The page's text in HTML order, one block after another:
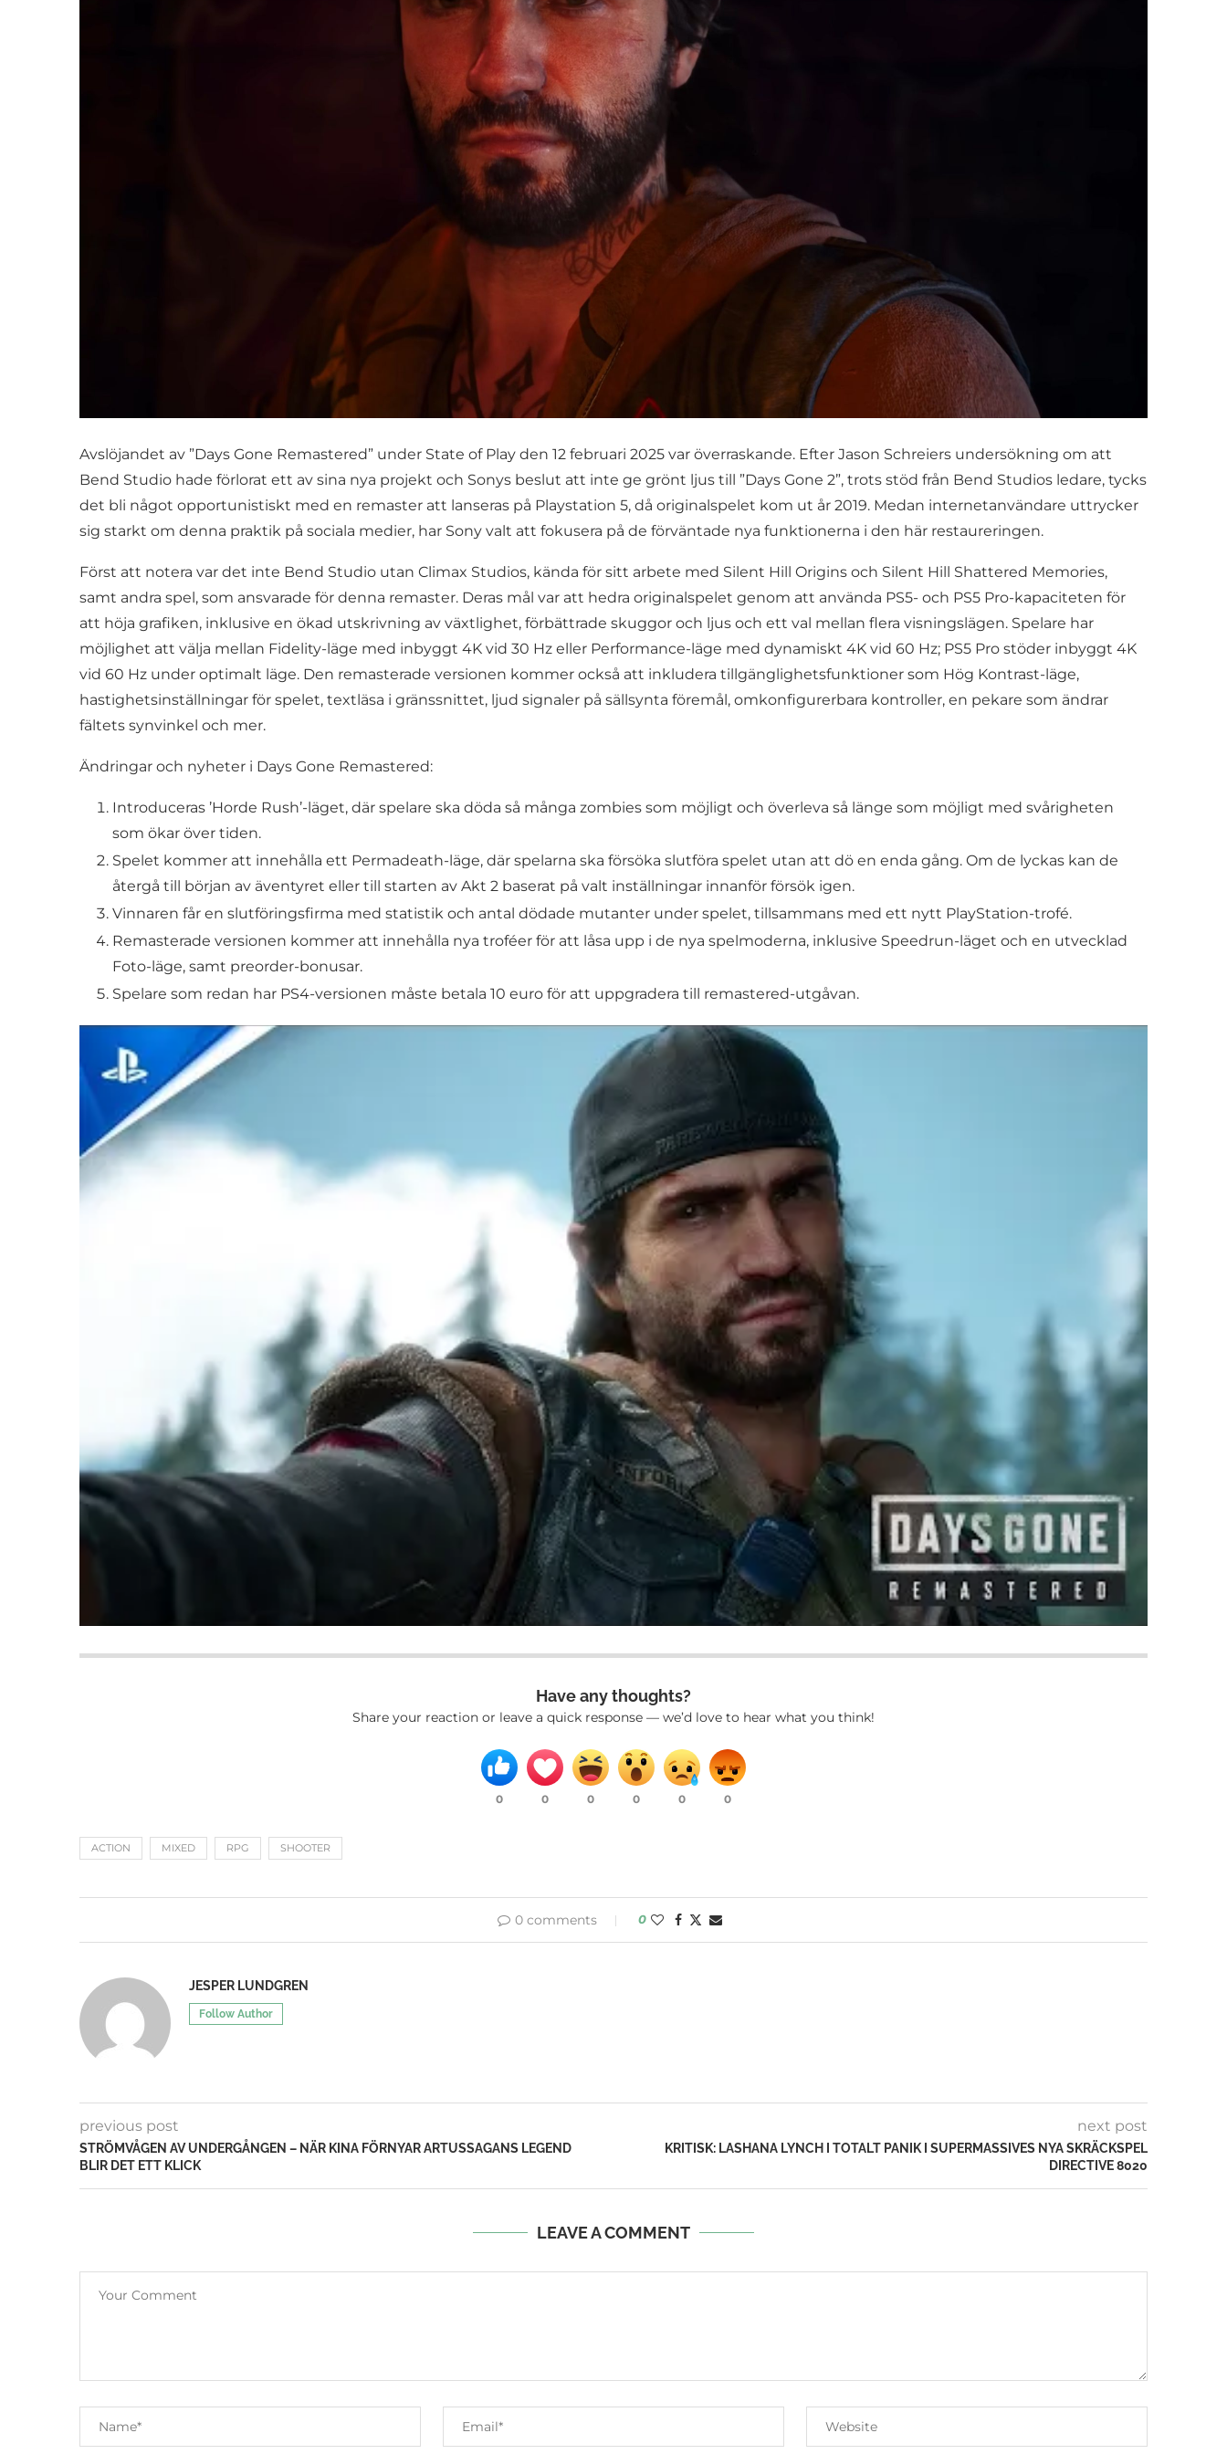
Avslöjandet av ”Days Gone Remastered” under State of Play den 12 februari 2025 var överraskande. Efter Jason Schreiers undersökning om att
Bend Studio hade förlorat ett av sina nya projekt och Sonys beslut att inte ge grönt ljus till ”Days Gone 2”, trots stöd från Bend Studios ledare, tycks
det bli något opportunistiskt med en remaster att lanseras på Playstation 5, då originalspelet kom ut år 2019. Medan internetanvändare uttrycker
sig starkt om denna praktik på sociala medier, har Sony valt att fokusera på de förväntade nya funktionerna i den här restaureringen.
Först att notera var det inte Bend Studio utan Climax Studios, kända för sitt arbete med Silent Hill Origins och Silent Hill Shattered Memories,
samt andra spel, som ansvarade för denna remaster. Deras mål var att hedra originalspelet genom att använda PS5- och PS5 Pro-kapaciteten för
att höja grafiken, inklusive en ökad utskrivning av växtlighet, förbättrade skuggor och ljus och ett val mellan flera visningslägen. Spelare har
möjlighet att välja mellan Fidelity-läge med inbyggt 4K vid 30 Hz eller Performance-läge med dynamiskt 4K vid 60 Hz; PS5 Pro stöder inbyggt 4K
vid 60 Hz under optimalt läge. Den remasterade versionen kommer också att inkludera tillgänglighetsfunktioner som Hög Kontrast-läge,
hastighetsinställningar för spelet, textläsa i gränssnittet, ljud signaler på sällsynta föremål, omkonfigurerbara kontroller, en pekare som ändrar
fältets synvinkel och mer.
Ändringar och nyheter i Days Gone Remastered:
Introduceras ’Horde Rush’-läget, där spelare ska döda så många zombies som möjligt och överleva så länge som möjligt med svårigheten
som ökar över tiden.
Spelet kommer att innehålla ett Permadeath-läge, där spelarna ska försöka slutföra spelet utan att dö en enda gång. Om de lyckas kan de
återgå till början av äventyret eller till starten av Akt 2 baserat på valt inställningar innanför försök igen.
Vinnaren får en slutföringsfirma med statistik och antal dödade mutanter under spelet, tillsammans med ett nytt PlayStation-trofé.
Remasterade versionen kommer att innehålla nya troféer för att låsa upp i de nya spelmoderna, inklusive Speedrun-läget och en utvecklad
Foto-läge, samt preorder-bonusar.
Spelare som redan har PS4-versionen måste betala 10 euro för att uppgradera till remastered-utgåvan.
Have any thoughts?
Share your reaction or leave a quick response — we’d love to hear what you think!
0 0 0 0 0 0
ACTION MIXED RPG SHOOTER
0 comments 0
JESPER LUNDGREN
Follow Author
previous post
STRÖMVÅGEN AV UNDERGÅNGEN – NÄR KINA FÖRNYAR ARTUSSAGANS LEGEND
BLIR DET ETT KLICK
next post
KRITISK: LASHANA LYNCH I TOTALT PANIK I SUPERMASSIVES NYA SKRÄCKSPEL
DIRECTIVE 8020
LEAVE A COMMENT